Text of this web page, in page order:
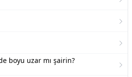
boyu uzar mı şairin?